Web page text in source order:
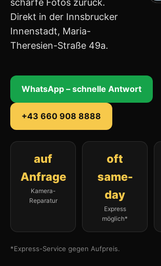
scharfe Fotos zurück.
Direkt in der Innsbrucker
Innenstadt, Maria-
Theresien-Straße 49a.
WhatsApp – schnelle Antwort
+43 660 908 8888
auf
Anfrage
Kamera-
Reparatur
oft
same-
day
Express
möglich*
*Express-Service gegen Aufpreis.